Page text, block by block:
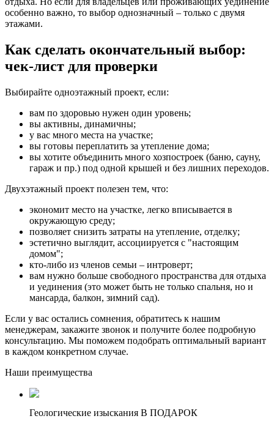
особенно важно, то выбор однозначный – только с двумя
этажами.
Как сделать окончательный выбор:
чек-лист для проверки
Выбирайте одноэтажный проект, если:
вам по здоровью нужен один уровень;
вы активны, динамичны;
у вас много места на участке;
вы готовы переплатить за утепление дома;
вы хотите объединить много хозпостроек (баню, сауну,
гараж и пр.) под одной крышей и без лишних переходов.
Двухэтажный проект полезен тем, что:
экономит место на участке, легко вписывается в
окружающую среду;
позволяет снизить затраты на утепление, отделку;
эстетично выглядит, ассоциируется с "настоящим
домом";
кто-либо из членов семьи – интроверт;
вам нужно больше свободного пространства для отдыха
и уединения (это может быть не только спальня, но и
мансарда, балкон, зимний сад).
Если у вас остались сомнения, обратитесь к нашим
менеджерам, закажите звонок и получите более подробную
консультацию. Мы поможем подобрать оптимальный вариант
в каждом конкретном случае.
Наши преимущества
Геологические изыскания В ПОДАРОК